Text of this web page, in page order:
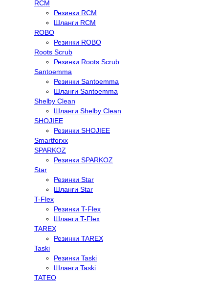
RCM
Резинки RCM
Шланги RCM
ROBO
Резинки ROBO
Roots Scrub
Резинки Roots Scrub
Santoemma
Резинки Santoemma
Шланги Santoemma
Shelby Clean
Шланги Shelby Clean
SHOJIEE
Резинки SHOJIEE
Smartforxx
SPARKOZ
Резинки SPARKOZ
Star
Резинки Star
Шланги Star
T-Flex
Резинки T-Flex
Шланги T-Flex
TAREX
Резинки TAREX
Taski
Резинки Taski
Шланги Taski
TATEO